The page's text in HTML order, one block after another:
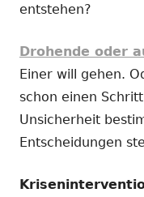
entstehen?
Drohende oder
Einer will gehen.
schon einen
Unsicherheit
Entscheidungen